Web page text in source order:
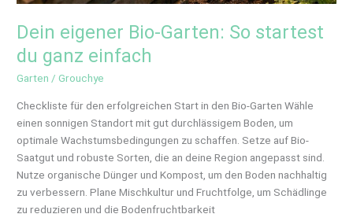
Dein eigener Bio-Garten: So startest
du ganz einfach
Garten /Grouchye
Checkliste für den erfolgreichen Start in den Bio-Garten Wähle
einen sonnigen Standort mit gut durchlässigem Boden, um
optimale Wachstumsbedingungen zu schaffen. Setze auf Bio-
Saatgut und robuste Sorten, die an deine Region angepasst sind.
Nutze organische Dünger und Kompost, um den Boden nachhaltig
zu verbessern. Plane Mischkultur und Fruchtfolge, um Schädlinge
zu reduzieren und die Bodenfruchtbarkeit